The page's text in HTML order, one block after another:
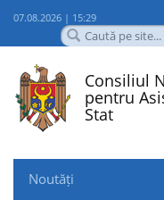
07.08.2026 | 15:29
Consiliul
pentru
Stat
Noutăți